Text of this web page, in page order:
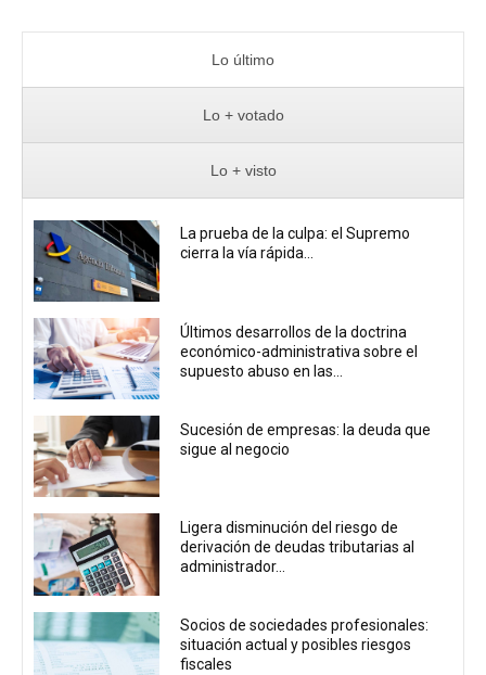
Lo último
Lo + votado
Lo + visto
La prueba de la culpa: el Supremo
cierra la vía rápida...
Últimos desarrollos de la doctrina
económico-administrativa sobre el
supuesto abuso en las...
Sucesión de empresas: la deuda que
sigue al negocio
Ligera disminución del riesgo de
derivación de deudas tributarias al
administrador...
Socios de sociedades profesionales:
situación actual y posibles riesgos
fiscales